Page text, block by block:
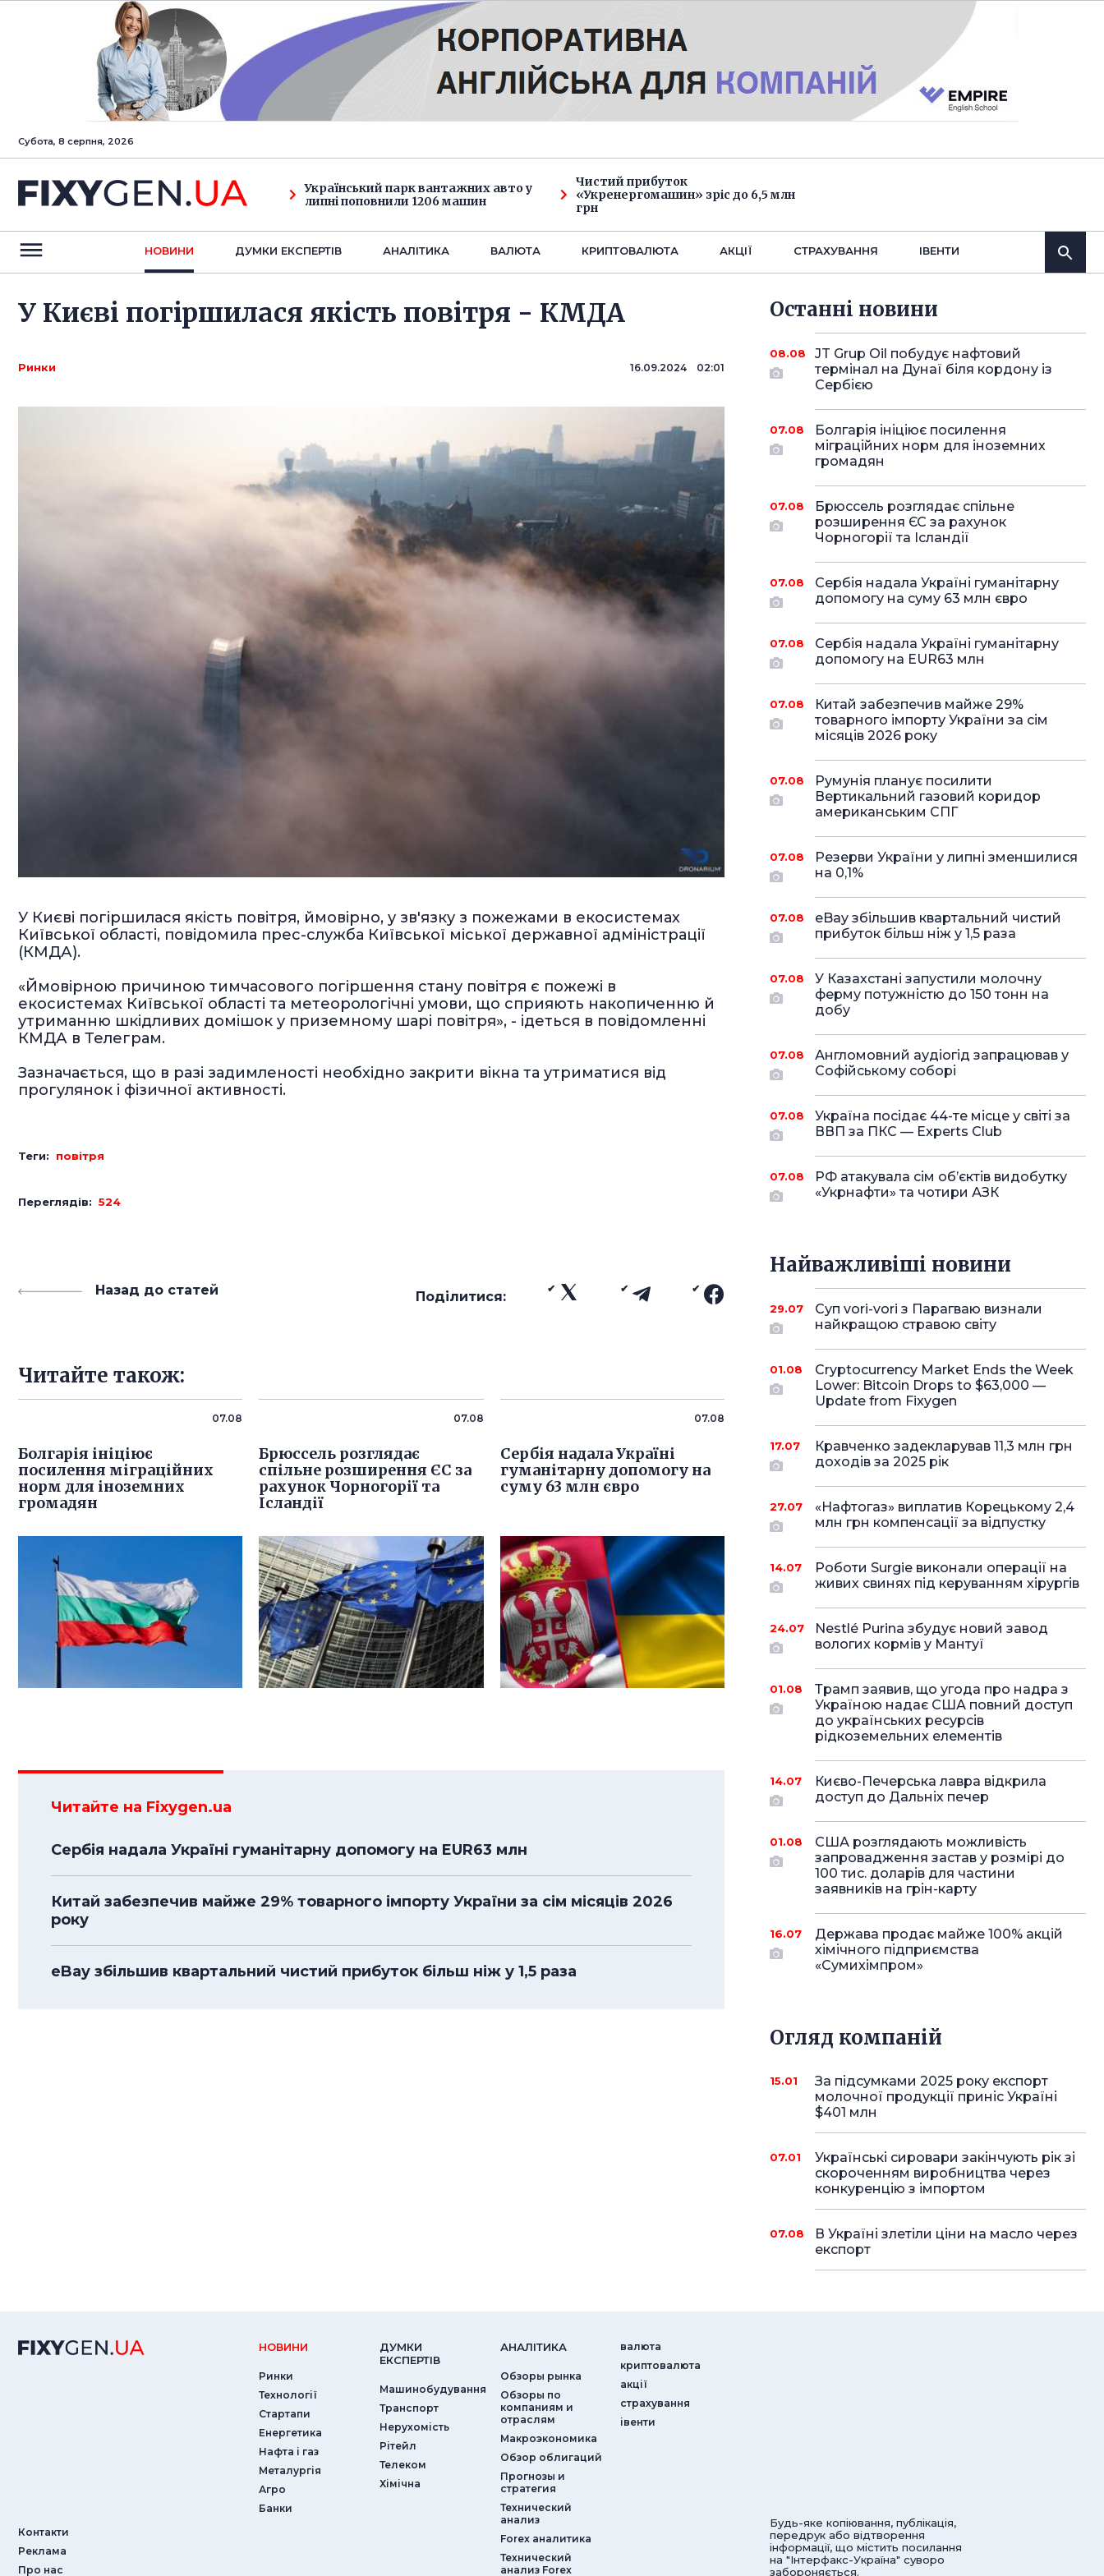
Субота, 8 серпня, 2026
Український парк вантажних авто у
липні поповнили 1206 машин
Чистий прибуток
«Укренергомашин» зріс до 6,5 млн
грн
НОВИНИ ДУМКИ ЕКСПЕРТIВ АНАЛIТИКА ВАЛЮТА КРИПТОВАЛЮТА АКЦІЇ СТРАХУВАННЯ IВЕНТИ
У Києві погіршилася якість повітря - КМДА
Ринки 16.09.2024 02:01
У Києві погіршилася якість повітря, ймовірно, у зв'язку з пожежами в екосистемах
Київської області, повідомила прес-служба Київської міської державної адміністрації
(КМДА).
«Ймовірною причиною тимчасового погіршення стану повітря є пожежі в
екосистемах Київської області та метеорологічні умови, що сприяють накопиченню й
утриманню шкідливих домішок у приземному шарі повітря», - ідеться в повідомленні
КМДА в Телеграм.
Зазначається, що в разі задимленості необхідно закрити вікна та утриматися від
прогулянок і фізичної активності.
Теги: повітря
Переглядів: 524
Назад до статей Поділитися:
Читайте також:
07.08
Болгарія ініціює
посилення міграційних
норм для іноземних
громадян
07.08
Брюссель розглядає
спільне розширення ЄС за
рахунок Чорногорії та
Ісландії
07.08
Сербія надала Україні
гуманітарну допомогу на
суму 63 млн євро
Читайте на Fixygen.ua
Сербія надала Україні гуманітарну допомогу на EUR63 млн
Китай забезпечив майже 29% товарного імпорту України за сім місяців 2026
року
eBay збільшив квартальний чистий прибуток більш ніж у 1,5 раза
Останнi новини
08.08
JT Grup Oil побудує нафтовий
термінал на Дунаї біля кордону із
Сербією
07.08
Болгарія ініціює посилення
міграційних норм для іноземних
громадян
07.08
Брюссель розглядає спільне
розширення ЄС за рахунок
Чорногорії та Ісландії
07.08
Сербія надала Україні гуманітарну
допомогу на суму 63 млн євро
07.08
Сербія надала Україні гуманітарну
допомогу на EUR63 млн
07.08
Китай забезпечив майже 29%
товарного імпорту України за сім
місяців 2026 року
07.08
Румунія планує посилити
Вертикальний газовий коридор
американським СПГ
07.08
Резерви України у липні зменшилися
на 0,1%
07.08
eBay збільшив квартальний чистий
прибуток більш ніж у 1,5 раза
07.08
У Казахстані запустили молочну
ферму потужністю до 150 тонн на
добу
07.08
Англомовний аудіогід запрацював у
Софійському соборі
07.08
Україна посідає 44-те місце у світі за
ВВП за ПКС — Experts Club
07.08
РФ атакувала сім об’єктів видобутку
«Укрнафти» та чотири АЗК
Найважливіші новини
29.07
Суп vori-vori з Парагваю визнали
найкращою стравою світу
01.08
Cryptocurrency Market Ends the Week
Lower: Bitcoin Drops to $63,000 —
Update from Fixygen
17.07
Кравченко задекларував 11,3 млн грн
доходів за 2025 рік
27.07
«Нафтогаз» виплатив Корецькому 2,4
млн грн компенсації за відпустку
14.07
Роботи Surgie виконали операції на
живих свинях під керуванням хірургів
24.07
Nestlé Purina збудує новий завод
вологих кормів у Мантуї
01.08
Трамп заявив, що угода про надра з
Україною надає США повний доступ
до українських ресурсів
рідкоземельних елементів
14.07
Києво-Печерська лавра відкрила
доступ до Дальніх печер
01.08
США розглядають можливість
запровадження застав у розмірі до
100 тис. доларів для частини
заявників на грін-карту
16.07
Держава продає майже 100% акцій
хімічного підприємства
«Сумихімпром»
Огляд компаній
15.01
За підсумками 2025 року експорт
молочної продукції приніс Україні
$401 млн
07.01
Українські сировари закінчують рік зі
скороченням виробництва через
конкуренцію з імпортом
07.08
В Україні злетіли ціни на масло через
експорт
Контакти
Реклама
Про нас
НОВИНИ
Ринки
Технології
Стартапи
Енергетика
Нафта і газ
Металургія
Агро
Банки
ДУМКИ
ЕКСПЕРТIВ
Машинобудування
Транспорт
Нерухомість
Рітейл
Телеком
Хімічна
АНАЛIТИКА
Обзоры рынка
Обзоры по
компаниям и
отраслям
Макроэкономика
Обзор облигаций
Прогнозы и
стратегия
Технический
анализ
Forex аналитика
Технический
анализ Forex
валюта
криптовалюта
акції
страхування
iвенти
Будь-яке копіювання, публікація,
передрук або відтворення
інформації, що містить посилання
на "Інтерфакс-Україна" суворо
забороняється.